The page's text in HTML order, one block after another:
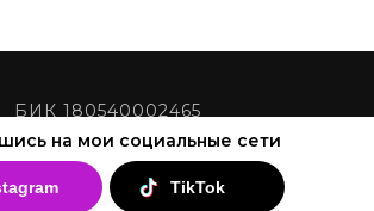
TikTok
на мои социальные сети
БИК 180540002465
Кабанбай батыра 42, н.п.25